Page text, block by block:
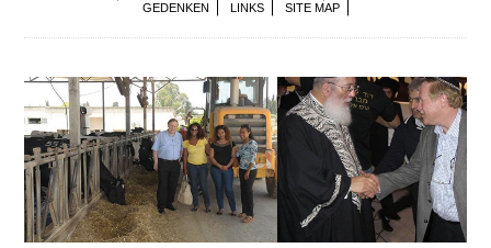
GEDENKEN
LINKS SITE MAP